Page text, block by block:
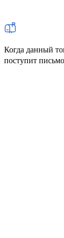
Когда данный
поступит